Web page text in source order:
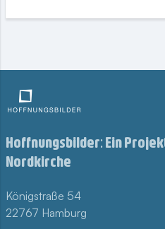
Hoffnungsbilder: Ein
Nordkirche
Königstraße 54
22767 Hamburg